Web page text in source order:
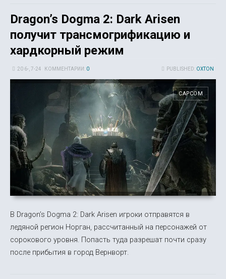
Dragon’s Dogma 2: Dark Arisen
получит трансмогрификацию и
хардкорный режим
PUBLISHED: OXTON
20 6-, 7-24 КОММЕНТАРИИ: 0
CAPCOM
В Dragon’s Dogma 2: Dark Arisen игроки отправятся в
ледяной регион Норган, рассчитанный на персонажей от
сорокового уровня. Попасть туда разрешат почти сразу
после прибытия в город Вернворт.